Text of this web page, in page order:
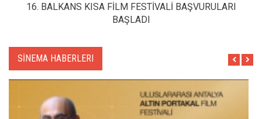
16. BALKANS KISA FİLM FESTİVALİ BAŞVURULARI
BAŞLADI
SİNEMA HABERLERI